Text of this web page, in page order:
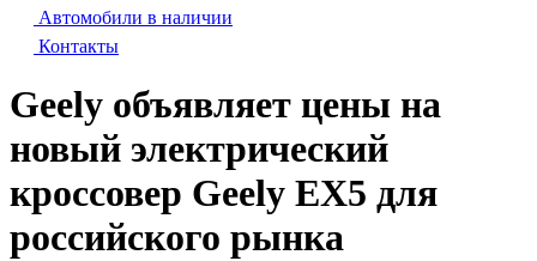
Автомобили в наличии
Контакты
Geely объявляет цены на
новый электрический
кроссовер Geely EX5 для
российского рынка